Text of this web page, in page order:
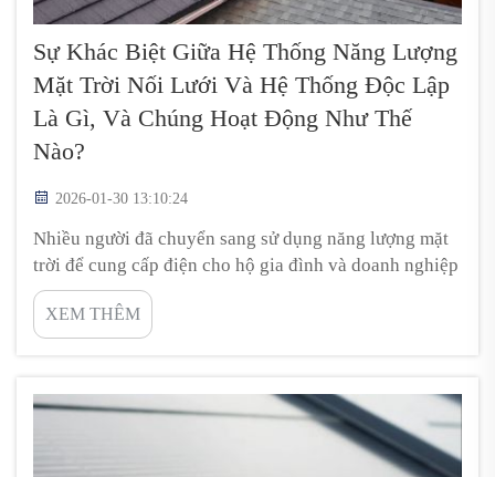
Sự Khác Biệt Giữa Hệ Thống Năng Lượng
Mặt Trời Nối Lưới Và Hệ Thống Độc Lập
Là Gì, Và Chúng Hoạt Động Như Thế
Nào?
2026-01-30 13:10:24
Nhiều người đã chuyển sang sử dụng năng lượng mặt
trời để cung cấp điện cho hộ gia đình và doanh nghiệp
của họ. Hệ thống năng lượng mặt trời thường được
chia thành hai loại: hệ thống nối lưới và hệ thống độc
lập. Hệ thống nối lưới được kết nối với lưới điện quốc
gửi điện...
XEM THÊM